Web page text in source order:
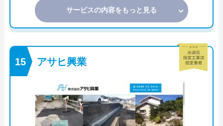
サービスの内容をもっと見る
アサヒ興業